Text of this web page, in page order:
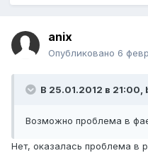
anix
Опубликовано 6
В 25.01.2012 в 21:00,
Возможно проблема в
Нет, оказалась проблема в